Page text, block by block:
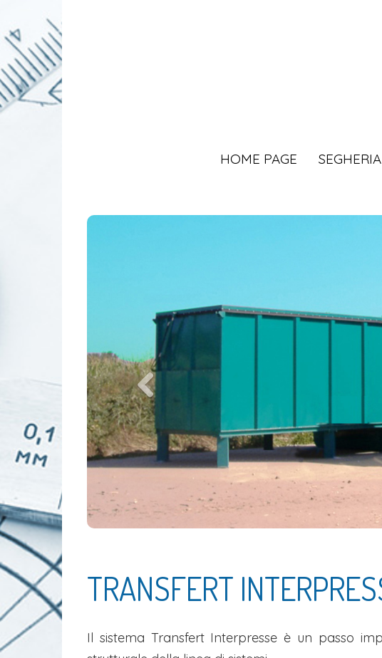
HOME PAGE SEGHERIA
TRANSFERT
Il sistema Transfert Interpresse è un passo